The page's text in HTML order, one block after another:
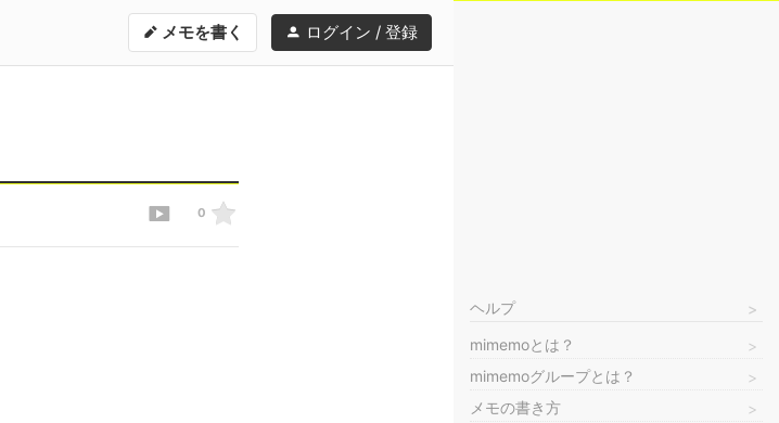
メモを書く ログイン / 登録
0
ヘルプ
mimemoとは？
mimemoグループとは？
メモの書き方